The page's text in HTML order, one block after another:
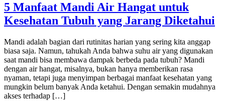
5 Manfaat Mandi Air Hangat untuk
Kesehatan Tubuh yang Jarang Diketahui
Mandi adalah bagian dari rutinitas harian yang sering kita anggap
biasa saja. Namun, tahukah Anda bahwa suhu air yang digunakan
saat mandi bisa membawa dampak berbeda pada tubuh? Mandi
dengan air hangat, misalnya, bukan hanya memberikan rasa
nyaman, tetapi juga menyimpan berbagai manfaat kesehatan yang
mungkin belum banyak Anda ketahui. Dengan semakin mudahnya
akses terhadap […]